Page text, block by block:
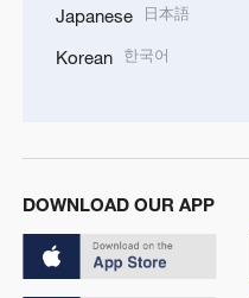
Japanese 日本語
Korean 한국어
DOWNLOAD OUR APP